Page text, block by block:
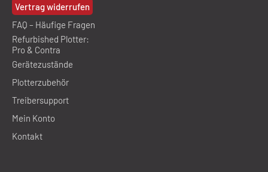
Vertrag widerrufen
FAQ – Häufige Fragen
Refurbished Plotter:
Pro & Contra
Gerätezustände
Plotterzubehör
Treibersupport
Mein Konto
Kontakt